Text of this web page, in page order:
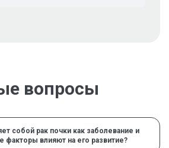
вопросы
собой рак почки как заболевание и
факторы влияют на его развитие?